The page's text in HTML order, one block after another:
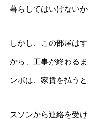
暮らしてはいけないか
しかし、この部屋は
から、工事が終わる
ンボは、家賃を払う
スソンから連絡を受